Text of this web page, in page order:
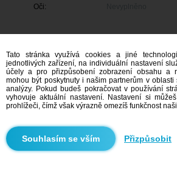
Oči:
Tato stránka využívá cookies a jiné
jednotlivých zařízení, na individuální nastavení
účely a pro přizpůsobení zobrazení obsahu a
mohou být poskytnuty i našim partnerům v
analýzy. Pokud budeš pokračovat v používání
vyhovuje aktuální nastavení. Nastavení si
prohlížeči, čímž však výrazně omezíš funkčnost
Přizpůsobit